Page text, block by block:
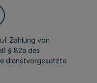
Zahlung von
§ 82a des
dienstvorgesetzte